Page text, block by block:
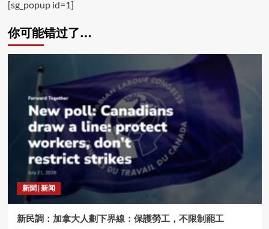
[sg_popup id=1]
你可能错过了…
新聞 | 新闻
新民調：加拿大人劃下界線：保護勞工，不限制罷工